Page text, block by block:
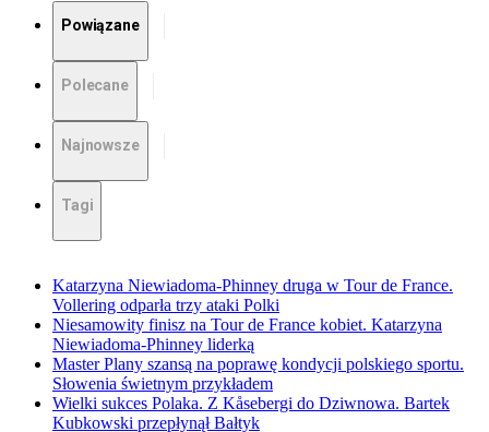
Powiązane
Polecane
Najnowsze
Tagi
Katarzyna Niewiadoma-Phinney druga w Tour de France.
Vollering odparła trzy ataki Polki
Niesamowity finisz na Tour de France kobiet. Katarzyna
Niewiadoma-Phinney liderką
Master Plany szansą na poprawę kondycji polskiego sportu.
Słowenia świetnym przykładem
Wielki sukces Polaka. Z Kåsebergi do Dziwnowa. Bartek
Kubkowski przepłynął Bałtyk